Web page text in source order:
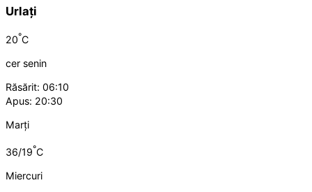
Urlați
20°C
cer senin
Răsărit: 06:10
Apus: 20:30
Marți
36/19°C
Miercuri